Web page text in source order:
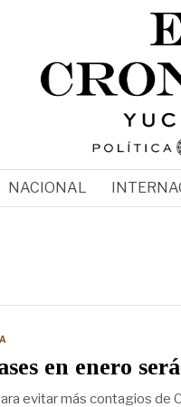
NACIONAL
en enero
evitar más contagios de